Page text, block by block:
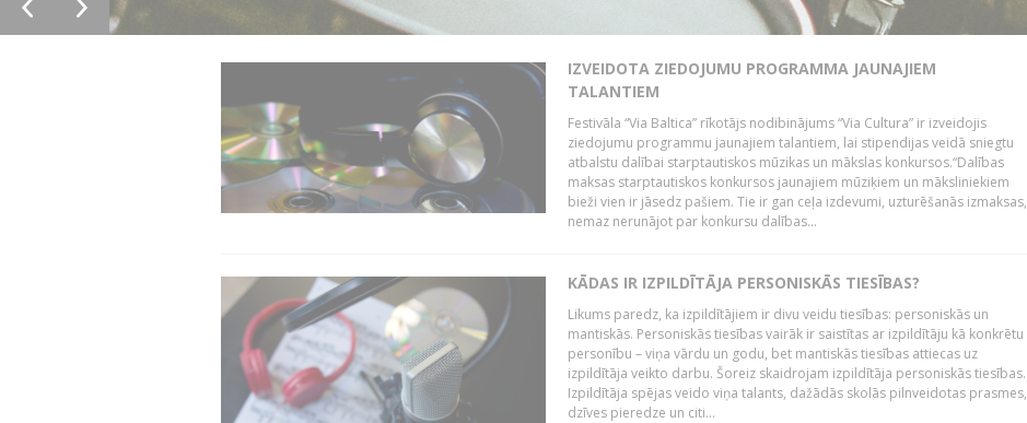
IZVEIDOTA ZIEDOJUMU PROGRAMMA JAUNAJIEM
TALANTIEM
Festivāla “Via Baltica” rīkotājs nodibinājums “Via Cultura” ir izveidojis
ziedojumu programmu jaunajiem talantiem, lai stipendijas veidā sniegtu
atbalstu dalībai starptautiskos mūzikas un mākslas konkursos.“Dalības
maksas starptautiskos konkursos jaunajiem mūziķiem un māksliniekiem
bieži vien ir jāsedz pašiem. Tie ir gan ceļa izdevumi, uzturēšanās izmaksas,
nemaz nerunājot par konkursu dalības...
KĀDAS IR IZPILDĪTĀJA PERSONISKĀS TIESĪBAS?
Likums paredz, ka izpildītājiem ir divu veidu tiesības: personiskās un
mantiskās. Personiskās tiesības vairāk ir saistītas ar izpildītāju kā konkrētu
personību – viņa vārdu un godu, bet mantiskās tiesības attiecas uz
izpildītāja veikto darbu. Šoreiz skaidrojam izpildītāja personiskās tiesības.
Izpildītāja spējas veido viņa talants, dažādās skolās pilnveidotas prasmes,
dzīves pieredze un citi...